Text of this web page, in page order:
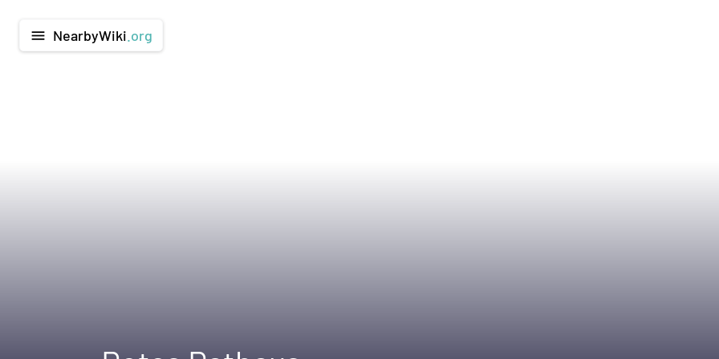
menu NearbyWiki .org